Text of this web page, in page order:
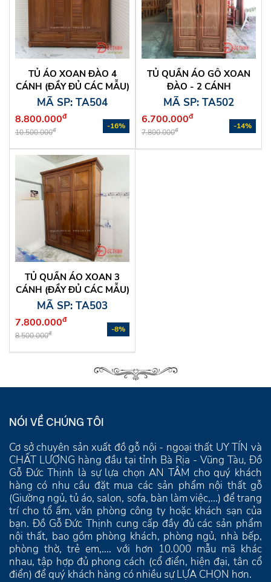
TỦ ÁO XOAN ĐÀO 4
CÁNH (ĐẦY ĐỦ CÁC MẪU)
MÃ SP: TA504
8.800.000đ
10.500.000đ -16%
TỦ QUẦN ÁO GỖ XOAN
ĐÀO - 2 CÁNH
MÃ SP: TA502
6.700.000đ
7.800.000đ -14%
TỦ QUẦN ÁO XOAN 3
CÁNH (ĐẦY ĐỦ CÁC MẪU)
MÃ SP: TA503
7.800.000đ
8.500.000đ -8%
NÓI VỀ CHÚNG TÔI
Cơ sở chuyên sản xuất đồ gỗ nội - ngoại thất UY TÍN và
CHẤT LƯỢNG hàng đầu tại tỉnh Bà Rịa - Vũng Tàu, Đồ
Gỗ Đức Thịnh là sự lựa chọn AN TÂM cho quý khách
hàng có nhu cầu đặt mua các sản phẩm nội thất gỗ
(Giường ngủ, tủ áo, salon, sofa, bàn làm việc,...) để trang
trí cho tổ ấm, văn phòng công ty hoặc khách sạn của
bạn. Đồ Gỗ Đức Thịnh cung cấp đầy đủ các sản phẩm
nội thất, bao gồm phòng khách, phòng ngủ, nhà bếp,
phòng thờ, trẻ em,.... với hơn 10.000 mẫu mã khác
nhau, tập hợp đủ phong cách (cổ điển, hiện đại, tân cổ
điển) để quý khách hàng có nhiều sự LỰA CHỌN hơn.